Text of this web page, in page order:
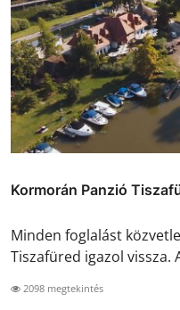
Kormorán Panzió
Minden foglalást
Tiszafüred igazol vissza.
2098 megtekintés